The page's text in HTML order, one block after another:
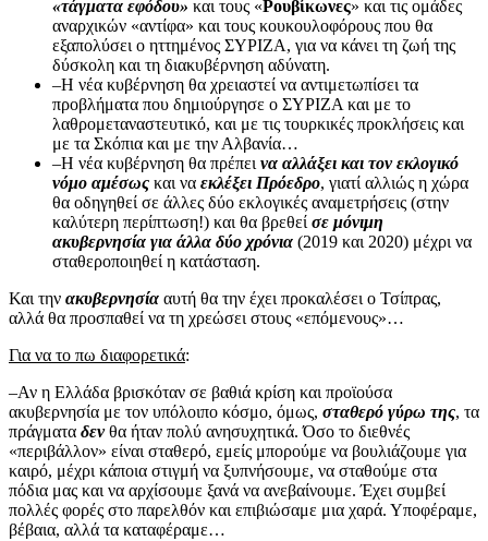
«τάγματα εφόδου» και τους «Ρουβίκωνες» και τις ομάδες
αναρχικών «αντίφα» και τους κουκουλοφόρους που θα
εξαπολύσει ο ηττημένος ΣΥΡΙΖΑ, για να κάνει τη ζωή της
δύσκολη και τη διακυβέρνηση αδύνατη.
–Η νέα κυβέρνηση θα χρειαστεί να αντιμετωπίσει τα
προβλήματα που δημιούργησε ο ΣΥΡΙΖΑ και με το
λαθρομεταναστευτικό, και με τις τουρκικές προκλήσεις και
με τα Σκόπια και με την Αλβανία…
–Η νέα κυβέρνηση θα πρέπει να αλλάξει και τον εκλογικό
νόμο αμέσως και να εκλέξει Πρόεδρο, γιατί αλλιώς η χώρα
θα οδηγηθεί σε άλλες δύο εκλογικές αναμετρήσεις (στην
καλύτερη περίπτωση!) και θα βρεθεί σε μόνιμη
ακυβερνησία για άλλα δύο χρόνια (2019 και 2020) μέχρι να
σταθεροποιηθεί η κατάσταση.
Και την ακυβερνησία αυτή θα την έχει προκαλέσει ο Τσίπρας,
αλλά θα προσπαθεί να τη χρεώσει στους «επόμενους»…
Για να το πω διαφορετικά:
–Αν η Ελλάδα βρισκόταν σε βαθιά κρίση και προϊούσα
ακυβερνησία με τον υπόλοιπο κόσμο, όμως, σταθερό γύρω της, τα
πράγματα δενθα ήταν πολύ ανησυχητικά. Όσο το διεθνές
«περιβάλλον» είναι σταθερό, εμείς μπορούμε να βουλιάζουμε για
καιρό, μέχρι κάποια στιγμή να ξυπνήσουμε, να σταθούμε στα
πόδια μας και να αρχίσουμε ξανά να ανεβαίνουμε. Έχει συμβεί
πολλές φορές στο παρελθόν και επιβιώσαμε μια χαρά. Υποφέραμε,
βέβαια, αλλά τα καταφέραμε…